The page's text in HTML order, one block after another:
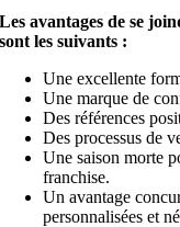
Les avantages de se
sont les suivants :
Une excellente
Une marque de
Des références
Des processus de
Une saison morte
franchise.
Un avantage
personnalisées et